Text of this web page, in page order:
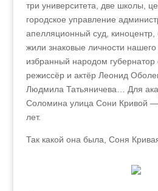
три университета, две школы,
городское управление
апелляционный суд, киноцентр,
жили знаковые личности
избранный народом губернатор
режиссёр и актёр Леонид
Людмила Татьяничева… Для
Соломина улица Сони Кривой
лет.
Так какой она была, Соня